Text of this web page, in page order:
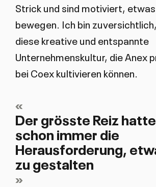
Strick und sind motiviert,
bewegen. Ich bin
diese kreative und entspannte
Unternehmenskultur, die Anex
bei Coex kultivieren können.
«
Der grösste Reiz
schon immer die
Herausforderung,
zu gestalten